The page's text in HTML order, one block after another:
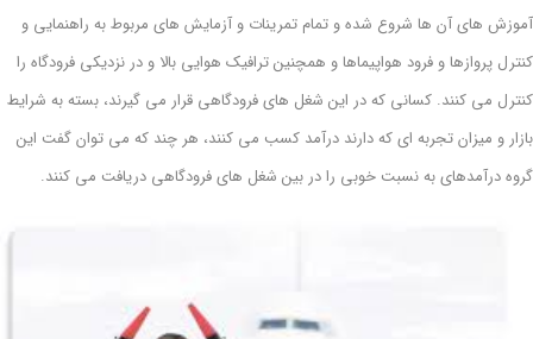
آموزش های آن ها شروع شده و تمام تمرینات و آزمایش های مربوط به راهنمایی و
کنترل پروازها و فرود هواپیماها و همچنین ترافیک هوایی بالا و در نزدیکی فرودگاه را
کنترل می کنند. کسانی که در این شغل های فرودگاهی قرار می گیرند، بسته به شرایط
بازار و میزان تجربه ای که دارند درآمد کسب می کنند، هر چند که می توان گفت این
گروه درآمدهای به نسبت خوبی را در بین شغل های فرودگاهی دریافت می کنند.